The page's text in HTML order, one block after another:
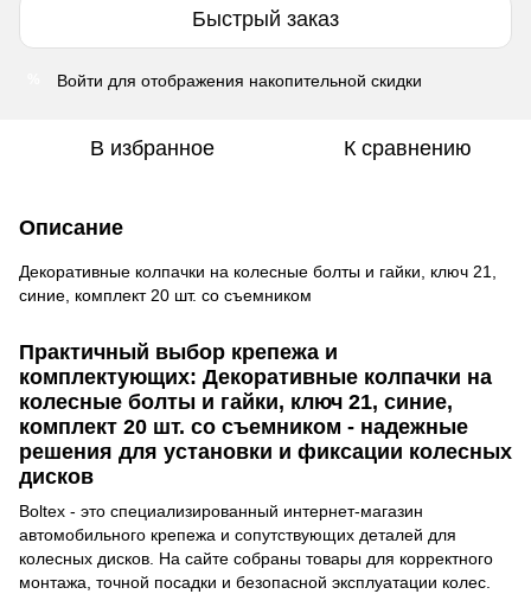
Быстрый заказ
Войти для отображения накопительной скидки
В избранное К сравнению
Описание
Декоративные колпачки на колесные болты и гайки, ключ 21,
синие, комплект 20 шт. со съемником
Практичный выбор крепежа и
комплектующих: Декоративные колпачки на
колесные болты и гайки, ключ 21, синие,
комплект 20 шт. со съемником - надежные
решения для установки и фиксации колесных
дисков
Boltex - это специализированный интернет-магазин
автомобильного крепежа и сопутствующих деталей для
колесных дисков. На сайте собраны товары для корректного
монтажа, точной посадки и безопасной эксплуатации колес.